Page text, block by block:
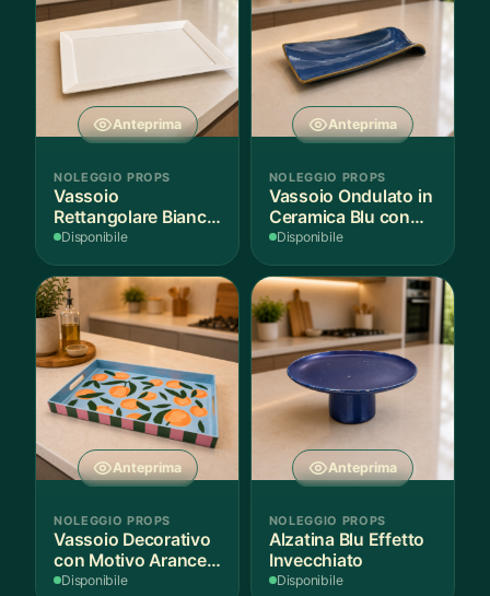
Anteprima
NOLEGGIO PROPS
Vassoio
Rettangolare Bianco
per Scenografie
Disponibile
Anteprima
NOLEGGIO PROPS
Vassoio Ondulato in
Ceramica Blu con
Bordo Dorato
Disponibile
Anteprima
NOLEGGIO PROPS
Vassoio Decorativo
con Motivo Arance e
Foglie
Disponibile
Anteprima
NOLEGGIO PROPS
Alzatina Blu Effetto
Invecchiato
Disponibile